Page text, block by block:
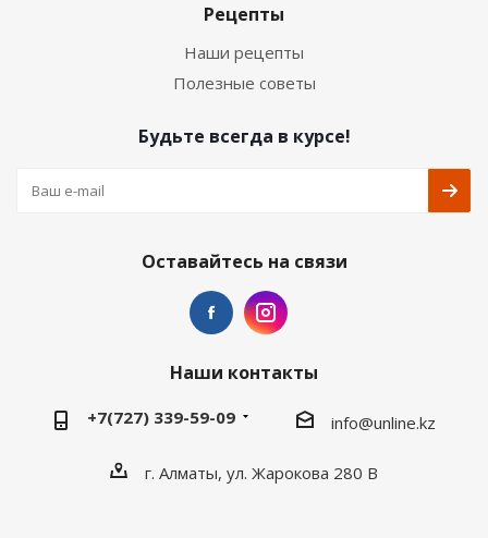
Рецепты
Наши рецепты
Полезные советы
Будьте всегда в курсе!
Оставайтесь на связи
Наши контакты
+7(727) 339-59-09 info@unline.kz
г. Алматы, ул. Жарокова 280 В